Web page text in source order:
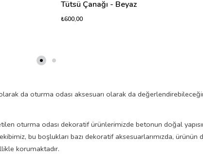
Tütsü Çanağı - Beyaz
₺600,00
da oturma odası aksesuarı olarak da
oturma odası dekoratif ürünlerimizde betonun doğal
bu boşlukları bazı dekoratif aksesuarlarımızda,
korumaktadır.